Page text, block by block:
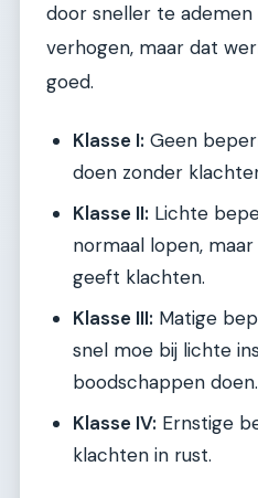
door sneller te
verhogen, maar dat
goed.
Klasse I: Geen
doen zonder
Klasse II: Lichte
normaal lopen,
geeft klachten.
Klasse III: Matige
snel moe bij lichte
boodschappen doen.
Klasse IV: Ernstige
klachten in rust.